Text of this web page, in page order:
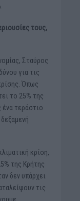
τους,
Σταύρος
για τις
Όπως
το 25% της
τεράστιο
κρίση,
της Κρήτης
δεν υπάρχει
τις